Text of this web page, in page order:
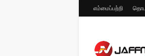
எம்மைப்பற்றி